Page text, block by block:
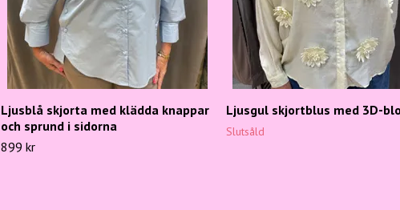
Ljusblå skjorta med klädda knappar
och sprund i sidorna
899 kr
Ljusgul skjortblus med 3D-
Slutsåld